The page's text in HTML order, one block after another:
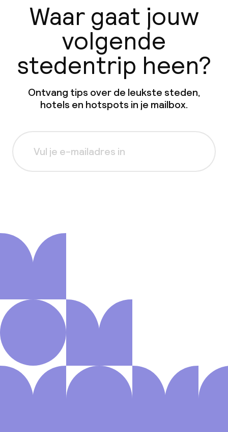
Waar gaat jouw
volgende
stedentrip heen?
Ontvang tips over de leukste steden,
hotels en hotspots in je mailbox.